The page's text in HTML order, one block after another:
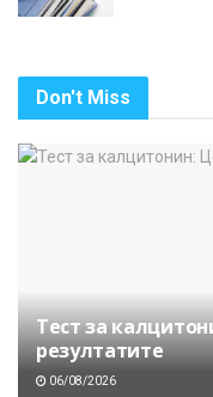
Don't Miss
Тест за
резултатите
06/08/2026